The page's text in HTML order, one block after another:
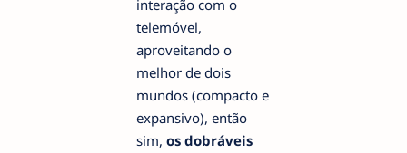
interação com o
telemóvel,
aproveitando o
melhor de dois
mundos (compacto e
expansivo), então
sim, os dobráveis